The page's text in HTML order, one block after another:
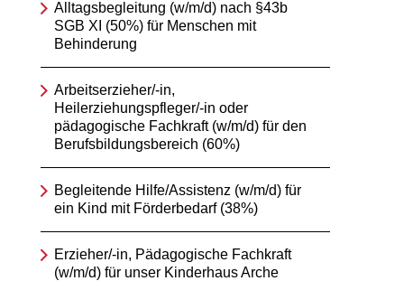
Alltagsbegleitung (w/m/d) nach §43b
SGB XI (50%) für Menschen mit
Behinderung
Arbeitserzieher/-in,
Heilerziehungspfleger/-in oder
pädagogische Fachkraft (w/m/d) für den
Berufsbildungsbereich (60%)
Begleitende Hilfe/Assistenz (w/m/d) für
ein Kind mit Förderbedarf (38%)
Erzieher/-in, Pädagogische Fachkraft
(w/m/d) für unser Kinderhaus Arche